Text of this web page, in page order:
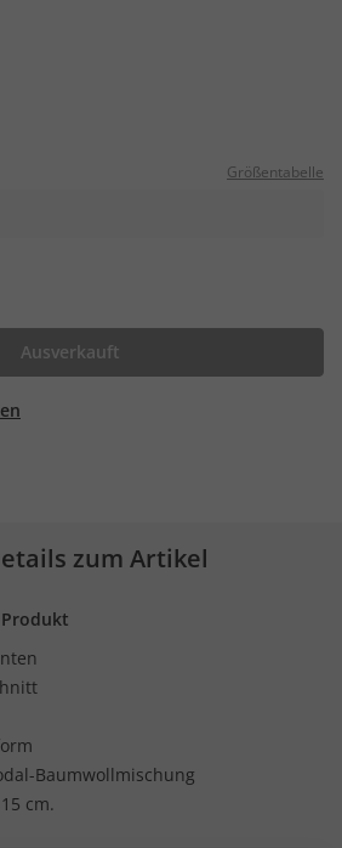
Größentabelle
Ausverkauft
zum Artikel
Baumwollmischung
cm.